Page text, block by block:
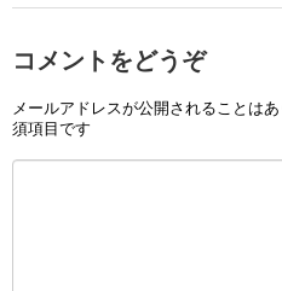
コメントをどうぞ
メールアドレスが公開されることはあ
須項目です